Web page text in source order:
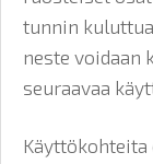
tunnin
neste voidaan
seuraavaa